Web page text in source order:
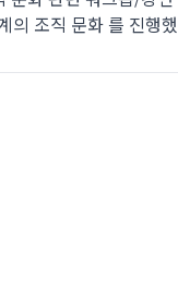
조직 문화 를 진행